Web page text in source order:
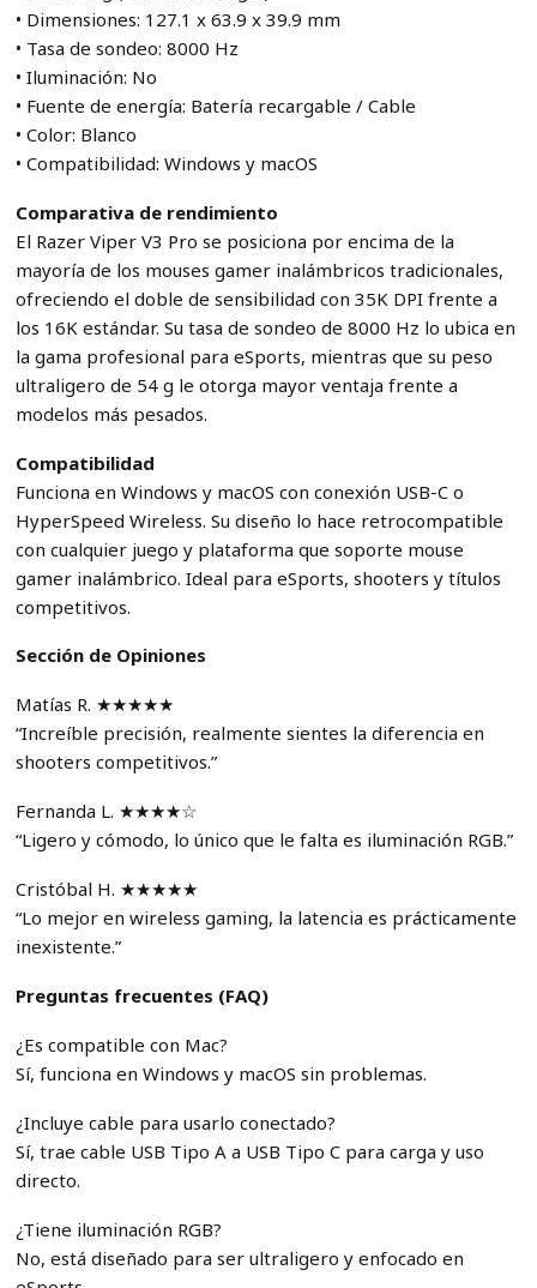
• Dimensiones: 127.1 x 63.9 x 39.9 mm
• Tasa de sondeo: 8000 Hz
• Iluminación: No
• Fuente de energía: Batería recargable / Cable
• Color: Blanco
• Compatibilidad: Windows y macOS
Comparativa de rendimiento
El Razer Viper V3 Pro se posiciona por encima de la
mayoría de los mouses gamer inalámbricos tradicionales,
ofreciendo el doble de sensibilidad con 35K DPI frente a
los 16K estándar. Su tasa de sondeo de 8000 Hz lo ubica en
la gama profesional para eSports, mientras que su peso
ultraligero de 54 g le otorga mayor ventaja frente a
modelos más pesados.
Compatibilidad
Funciona en Windows y macOS con conexión USB-C o
HyperSpeed Wireless. Su diseño lo hace retrocompatible
con cualquier juego y plataforma que soporte mouse
gamer inalámbrico. Ideal para eSports, shooters y títulos
competitivos.
Sección de Opiniones
Matías R. ★★★★★
“Increíble precisión, realmente sientes la diferencia en
shooters competitivos.”
Fernanda L. ★★★★☆
“Ligero y cómodo, lo único que le falta es iluminación RGB.”
Cristóbal H. ★★★★★
“Lo mejor en wireless gaming, la latencia es prácticamente
inexistente.”
Preguntas frecuentes (FAQ)
¿Es compatible con Mac?
Sí, funciona en Windows y macOS sin problemas.
¿Incluye cable para usarlo conectado?
Sí, trae cable USB Tipo A a USB Tipo C para carga y uso
directo.
¿Tiene iluminación RGB?
No, está diseñado para ser ultraligero y enfocado en